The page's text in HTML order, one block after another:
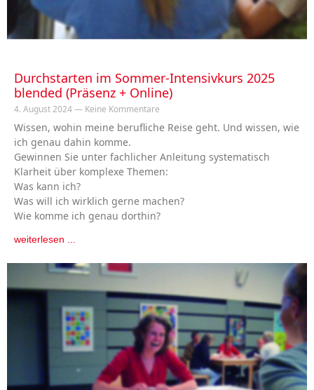
Durchstarten im Sommer-Intensivkurs 2025
blended (Präsenz + Online)
4. August 2024 Keine Kommentare
Wissen, wohin meine berufliche Reise geht. Und wissen, wie
ich genau dahin komme.
Gewinnen Sie unter fachlicher Anleitung systematisch
Klarheit über komplexe Themen:
Was kann ich?
Was will ich wirklich gerne machen?
Wie komme ich genau dorthin?
weiterlesen ...